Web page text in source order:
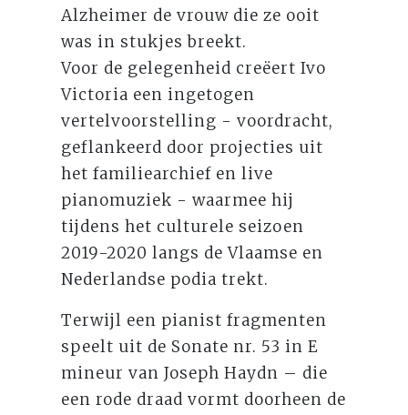
Alzheimer de vrouw die ze ooit
was in stukjes breekt.
Voor de gelegenheid creëert Ivo
Victoria een ingetogen
vertelvoorstelling - voordracht,
geflankeerd door projecties uit
het familiearchief en live
pianomuziek - waarmee hij
tijdens het culturele seizoen
2019-2020 langs de Vlaamse en
Nederlandse podia trekt.
Terwijl een pianist fragmenten
speelt uit de Sonate nr. 53 in E
mineur van Joseph Haydn – die
een rode draad vormt doorheen de